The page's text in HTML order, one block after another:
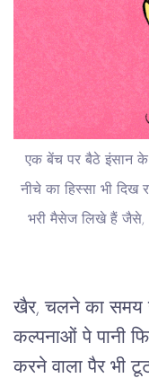
एक बेंच पर बैठे इंसान के
नीचे का हिस्सा भी दिख
भरी मैसेज लिखे हैं जैसे,
खैर, चलने का समय
कल्पनाओं पे पानी
करने वाला पैर भी